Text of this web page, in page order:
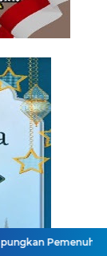
Layanan